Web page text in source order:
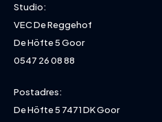
Studio:
VEC De Reggehof
De Höfte 5 Goor
0547 26 08 88
Postadres:
De Höfte 5 7471 DK Goor